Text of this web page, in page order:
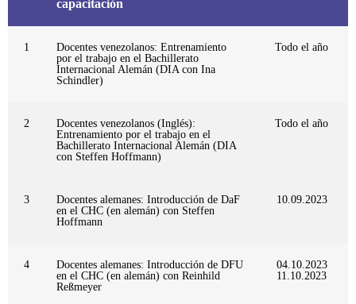
capacitación
1
Docentes venezolanos: Entrenamiento
por el trabajo en el Bachillerato
Internacional Alemán (DIA con Ina
Schindler)
Todo el año
2
Docentes venezolanos (Inglés):
Entrenamiento por el trabajo en el
Bachillerato Internacional Alemán (DIA
con Steffen Hoffmann)
Todo el año
3
Docentes alemanes: Introducción de DaF
en el CHC (en alemán) con Steffen
Hoffmann
10.09.2023
4
Docentes alemanes: Introducción de DFU
en el CHC (en alemán) con Reinhild
Reßmeyer
04.10.2023
11.10.2023